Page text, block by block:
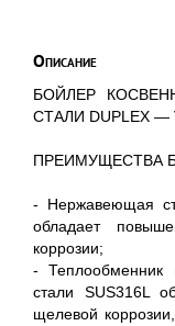
Описание
БОЙЛЕР
СТАЛИ DUPLEX —
ПРЕИМУЩЕСТВА
- Нержавеющая
обладает
коррозии;
-
стали SUS316L
щелевой